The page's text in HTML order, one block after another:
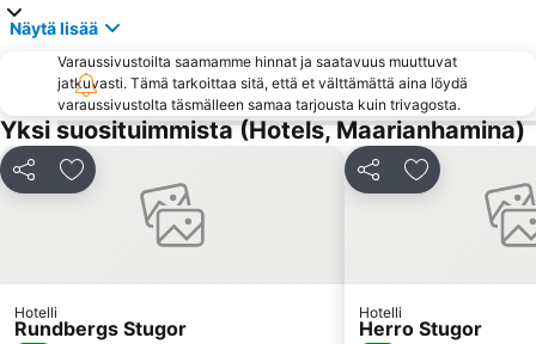
Näytä lisää
Varaussivustoilta saamamme hinnat ja saatavuus muuttuvat
jatkuvasti. Tämä tarkoittaa sitä, että et välttämättä aina löydä
varaussivustolta täsmälleen samaa tarjousta kuin trivagosta.
Yksi suosituimmista (Hotels, Maarianhamina)
Jaa Lisää suosikkeihin
Hotelli
Rundbergs Stugor
Jaa Lisää
Hotelli
Herro Stugor